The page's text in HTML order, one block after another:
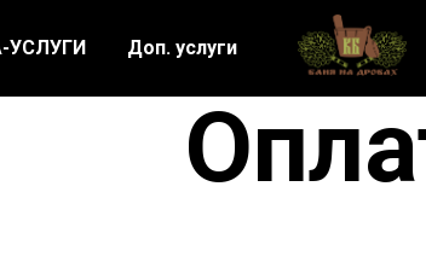
УСЛУГИ Доп. услуги